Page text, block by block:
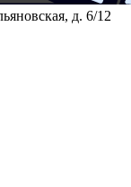
д. 6/12